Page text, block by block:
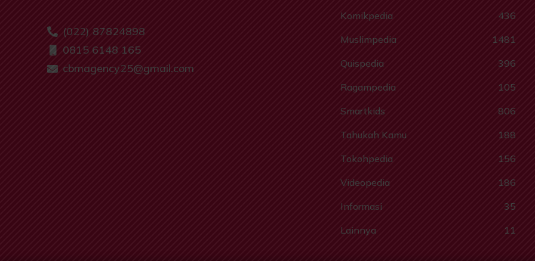
(022) 87824898
0815 6148 165
cbmagency25@gmail.com
Komikpedia
436
Muslimpedia
1481
Quispedia
396
Ragampedia
105
Smartkids
806
Tahukah Kamu
188
Tokohpedia
156
Videopedia
186
Informasi
35
Lainnya
11